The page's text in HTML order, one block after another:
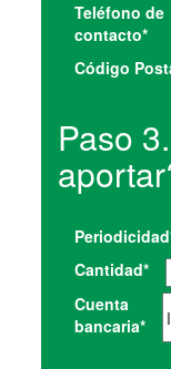
Teléfono de
contacto*
Código
Paso
Periodicidad
Cantidad*
Cuenta
bancaria*